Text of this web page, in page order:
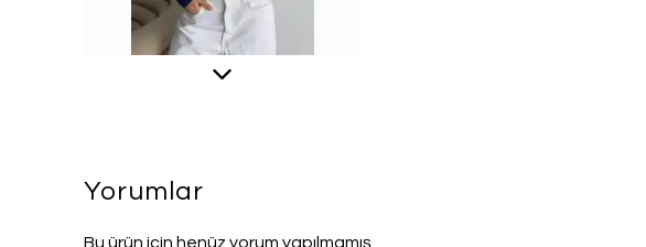
Yorumlar
Bu ürün için henüz yorum yapılmamış.